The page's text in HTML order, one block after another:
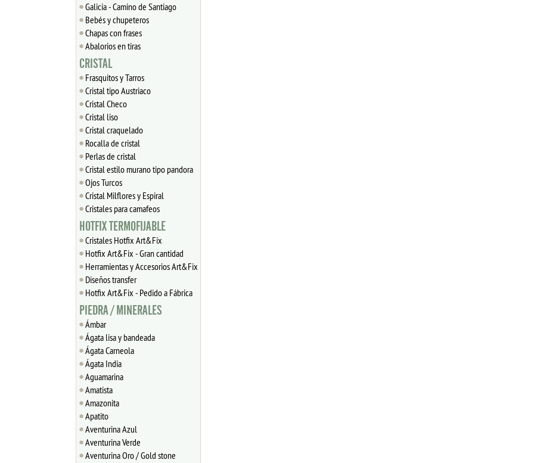
Galicia - Camino de Santiago
Bebés y chupeteros
Chapas con frases
Abalorios en tiras
CRISTAL
Frasquitos y Tarros
Cristal tipo Austriaco
Cristal Checo
Cristal liso
Cristal craquelado
Rocalla de cristal
Perlas de cristal
Cristal estilo murano tipo pandora
Ojos Turcos
Cristal Milflores y Espiral
Cristales para camafeos
HOTFIX TERMOFIJABLE
Cristales Hotfix Art&Fix
Hotfix Art&Fix - Gran cantidad
Herramientas y Accesorios Art&Fix
Diseños transfer
Hotfix Art&Fix - Pedido a Fábrica
PIEDRA / MINERALES
Ámbar
Ágata lisa y bandeada
Ágata Carneola
Ágata India
Aguamarina
Amatista
Amazonita
Apatito
Aventurina Azul
Aventurina Verde
Aventurina Oro / Gold stone